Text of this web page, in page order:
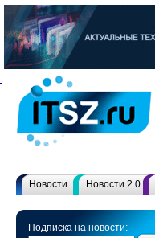
Новости Новости 2.0
Подписка на новости: